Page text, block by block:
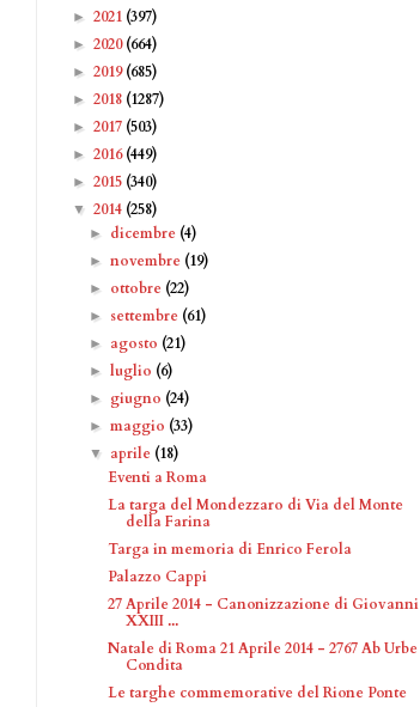
► 2021 (397)
► 2020(664)
► 2019(685)
► 2018 (1287)
► 2017 (503)
► 2016(449)
► 2015 (340)
▼ 2014 (258)
► dicembre (4)
►novembre (19)
► ottobre (22)
► settembre (61)
► agosto (21)
►luglio (6)
► giugno (24)
►maggio (33)
▼ aprile (18)
Eventi a Roma
La targa del Mondezzaro di Via del Monte
della Farina
Targa in memoria di Enrico Ferola
Palazzo Cappi
27 Aprile 2014 - Canonizzazione di Giovanni
XXIII ...
Natale di Roma 21 Aprile 2014 - 2767 Ab Urbe
Condita
Le targhe commemorative del Rione Ponte